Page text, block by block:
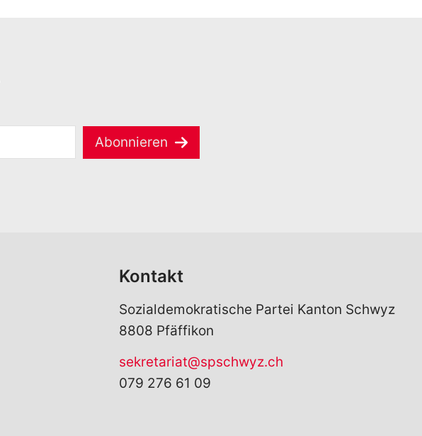
Abonnieren
Kontakt
Sozialdemokratische Partei Kanton Schwyz
8808 Pfäffikon
sekretariat@spschwyz.ch
079 276 61 09